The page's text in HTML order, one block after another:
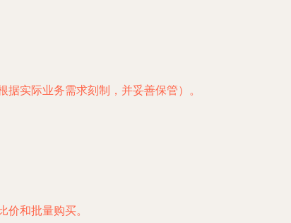
实际业务需求刻制，并妥善保管）。
和批量购买。